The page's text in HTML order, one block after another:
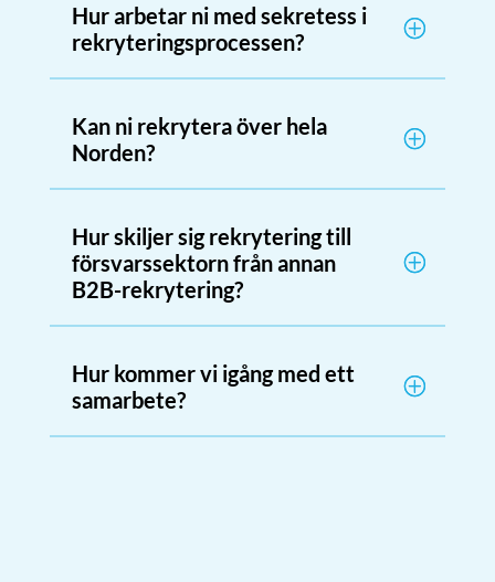
Hur arbetar ni med sekretess i
rekryteringsprocessen?
Kan ni rekrytera över hela
Norden?
Hur skiljer sig rekrytering till
försvarssektorn från annan
B2B-rekrytering?
Hur kommer vi igång med ett
samarbete?